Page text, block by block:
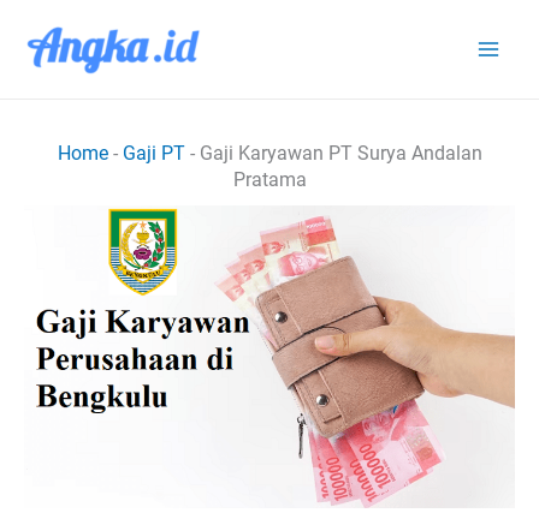
Home- Gaji PT- Gaji Karyawan PT Surya Andalan
Pratama